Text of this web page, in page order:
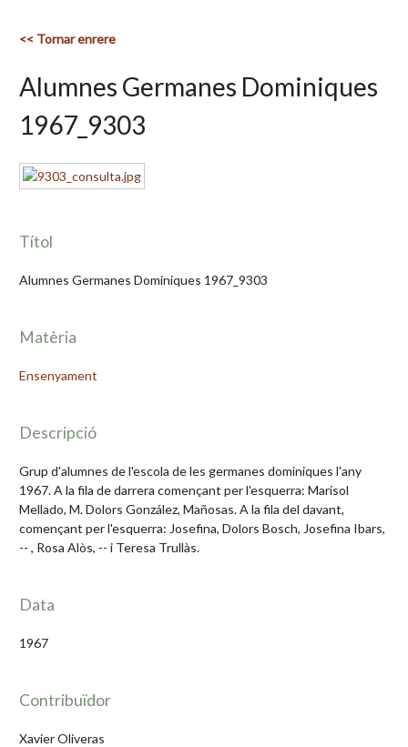
<< Tornar enrere
Alumnes Germanes Dominiques
1967_9303
Títol
Alumnes Germanes Dominiques 1967_9303
Matèria
Ensenyament
Descripció
Grup d'alumnes de l'escola de les germanes dominiques l'any
1967. A la fila de darrera començant per l'esquerra: Marisol
Mellado, M. Dolors González, Mañosas. A la fila del davant,
començant per l'esquerra: Josefina, Dolors Bosch, Josefina Ibars,
-- , Rosa Alòs, -- i Teresa Trullàs.
Data
1967
Contribuïdor
Xavier Oliveras